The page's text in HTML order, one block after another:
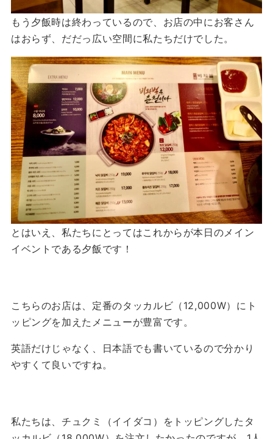
もう夕飯時は終わっているので、お店の中にお客さん
はおらず、だだっ広い空間に私たちだけでした。
とはいえ、私たちにとってはこれからが本日のメイン
イベントである夕飯です！
こちらのお店は、定番のタッカルビ（12,000W）にト
ッピングを加えたメニューが豊富です。
英語だけじゃなく、日本語でも書いているので分かり
やすくて良いですね。
私たちは、チュクミ（イイダコ）をトッピングしたタ